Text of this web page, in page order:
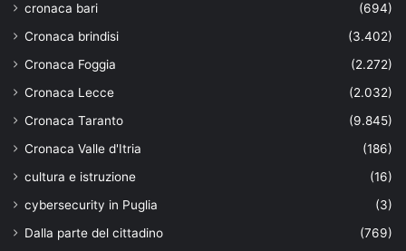
cronaca bari
(694)
Cronaca brindisi
(3.402)
Cronaca Foggia
(2.272)
Cronaca Lecce
(2.032)
Cronaca Taranto
(9.845)
Cronaca Valle d'Itria
(186)
cultura e istruzione
(16)
cybersecurity in Puglia
(3)
Dalla parte del cittadino
(769)